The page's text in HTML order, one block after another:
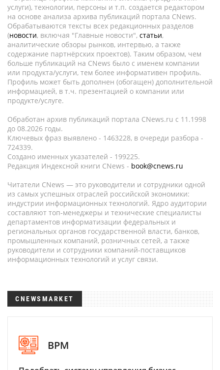
услуги), технологии, персоны и т.п. создается редактором
на основе анализа архива публикаций портала CNews.
Обрабатываются тексты всех редакционных разделов
(новости, включая "Главные новости", статьи,
аналитические обзоры рынков, интервью, а также
содержание партнёрских проектов). Таким образом, чем
больше публикаций на CNews было с именем компании
или продукта/услуги, тем более информативен профиль.
Профиль может быть дополнен (обогащен) дополнительной
информацией, в т.ч. презентацией о компании или
продукте/услуге.
Обработан архив публикаций портала CNews.ru c 11.1998
до 08.2026 годы.
Ключевых фраз выявлено - 1463228, в очереди разбора -
724339.
Создано именных указателей - 199225.
Редакция Индексной книги CNews - book@cnews.ru
Читатели CNews — это руководители и сотрудники одной
из самых успешных отраслей российской экономики:
индустрии информационных технологий. Ядро аудитории
составляют топ-менеджеры и технические специалисты
департаментов информатизации федеральных и
региональных органов государственной власти, банков,
промышленных компаний, розничных сетей, а также
руководители и сотрудники компаний-поставщиков
информационных технологий и услуг связи.
CNEWSMARKET
BPM